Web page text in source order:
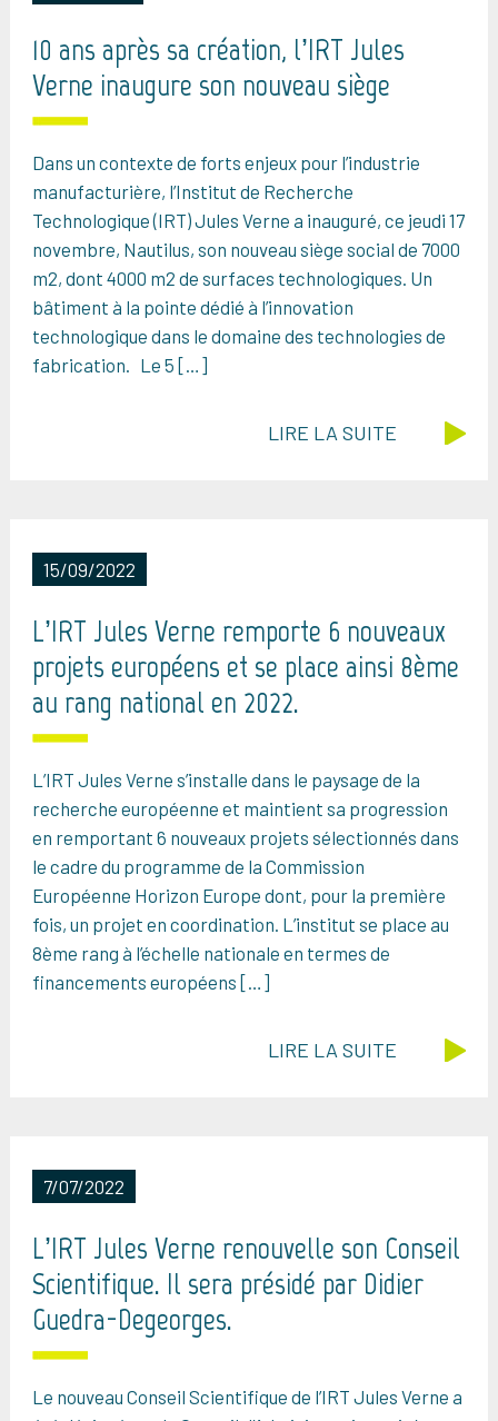
10 ans après sa création, l’IRT Jules
Verne inaugure son nouveau siège
Dans un contexte de forts enjeux pour l’industrie
manufacturière, l’Institut de Recherche
Technologique (IRT) Jules Verne a inauguré, ce jeudi 17
novembre, Nautilus, son nouveau siège social de 7000
m2, dont 4000 m2 de surfaces technologiques. Un
bâtiment à la pointe dédié à l’innovation
technologique dans le domaine des technologies de
fabrication. Le 5 […]
LIRE LA SUITE
15/09/2022
L’IRT Jules Verne remporte 6 nouveaux
projets européens et se place ainsi 8ème
au rang national en 2022.
L’IRT Jules Verne s’installe dans le paysage de la
recherche européenne et maintient sa progression
en remportant 6 nouveaux projets sélectionnés dans
le cadre du programme de la Commission
Européenne Horizon Europe dont, pour la première
fois, un projet en coordination. L’institut se place au
8ème rang à l’échelle nationale en termes de
financements européens […]
LIRE LA SUITE
7/07/2022
L’IRT Jules Verne renouvelle son Conseil
Scientifique. Il sera présidé par Didier
Guedra-Degeorges.
Le nouveau Conseil Scientifique de l’IRT Jules Verne a